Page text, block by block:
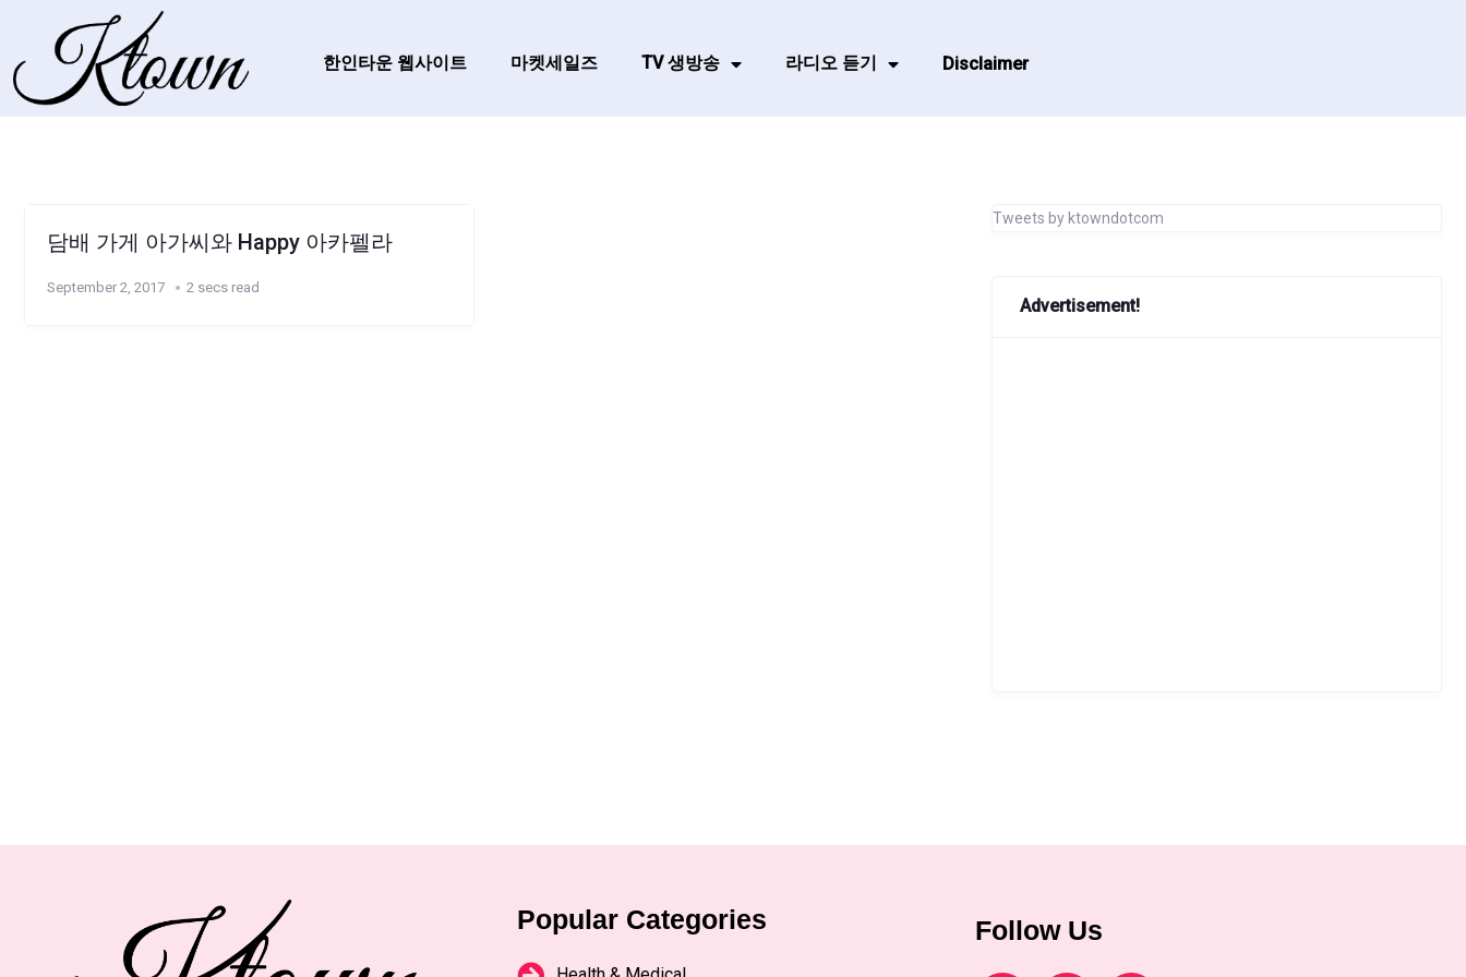
한인타운 웹사이트 마켓세일즈 TV 생방송 라디오 듣기 Disclaimer
담배 가게 아가씨와 Happy 아카펠라
September 2, 2017 2 secs read
Tweets by ktowndotcom
Advertisement!
Popular Categories Follow Us